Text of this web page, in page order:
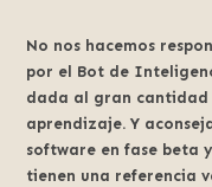
No nos hacemos
por el Bot de
dada al gran cantidad
aprendizaje. Y
software en fase beta
tienen una referencia